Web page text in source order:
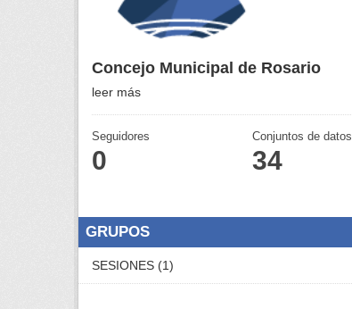
Concejo Municipal de Rosario
leer más
Seguidores
0
Conjuntos de datos
34
GRUPOS
SESIONES (1)